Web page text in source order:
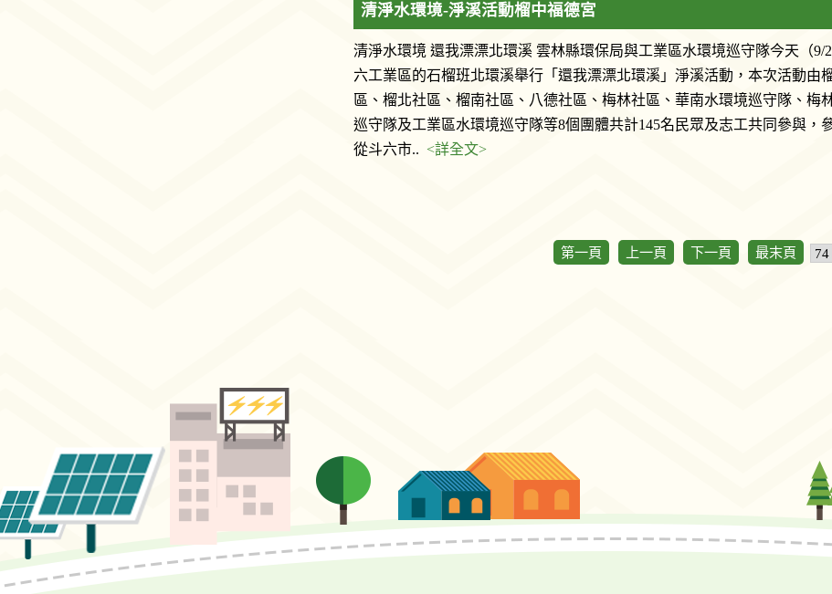
清淨水環境-淨溪活動榴中福德宮
清淨水環境 還我漂漂北環溪 雲林縣環保局與工業區水環境巡守隊今天（9/
六工業區的石榴班北環溪舉行「還我漂漂北環溪」淨溪活動，本次活動由
區、榴北社區、榴南社區、八德社區、梅林社區、華南水環境巡守隊、梅
巡守隊及工業區水環境巡守隊等8個團體共計145名民眾及志工共同參與，
從斗六市.. <詳全文>
第一頁 上一頁 下一頁 最末頁